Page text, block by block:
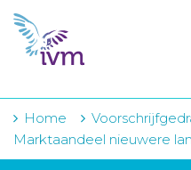
VMI
FTO voorbereiding
IVM-academie
Zorginstellingen
Home
Marktaandeel nieuwere